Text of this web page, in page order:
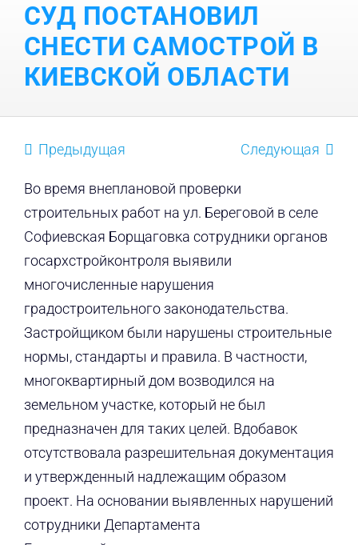
наши
СУД ПОСТАНОВИЛ
СНЕСТИ САМОСТРОЙ В
КИЕВСКОЙ ОБЛАСТИ
Предыдущая Следующая
Во время внеплановой проверки
строительных работ на ул. Береговой в селе
Софиевская Борщаговка сотрудники органов
госархстройконтроля выявили
многочисленные нарушения
градостроительного законодательства.
Застройщиком были нарушены строительные
нормы, стандарты и правила. В частности,
многоквартирный дом возводился на
земельном участке, который не был
предназначен для таких целей. Вдобавок
отсутствовала разрешительная документация
и утвержденный надлежащим образом
проект. На основании выявленных нарушений
сотрудники Департамента